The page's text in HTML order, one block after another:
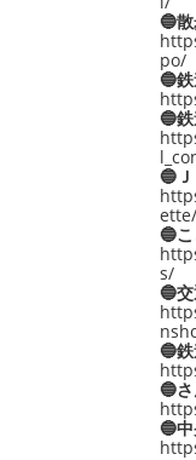
🔵
po/
🔵
🔵
🔵
ette/
🔵
s/
🔵
🔵
🔵
🔵